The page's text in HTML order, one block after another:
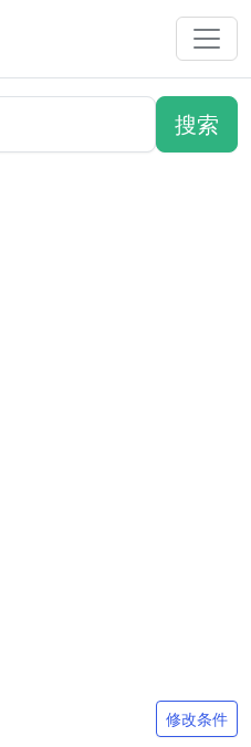
修改条件